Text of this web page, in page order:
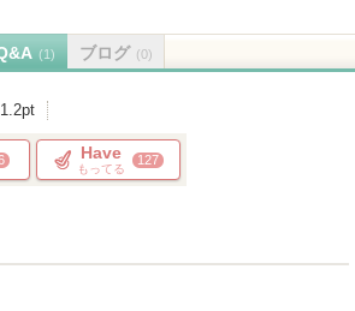
(1) ブログ (0)
1.2pt
Have
もってる
127